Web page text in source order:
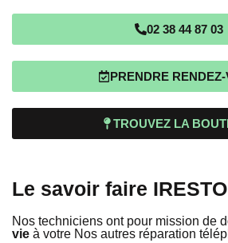
02 38 44 87 03
PRENDRE
TROUVEZ LA
Le savoir faire
Nos techniciens ont pour mission de
vie à votre Nos autres réparation